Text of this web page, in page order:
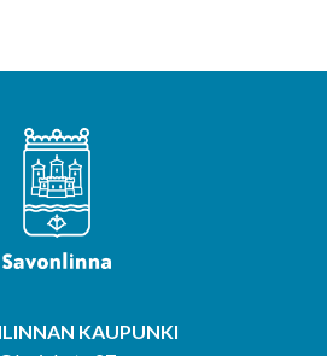
KAUPUNKI